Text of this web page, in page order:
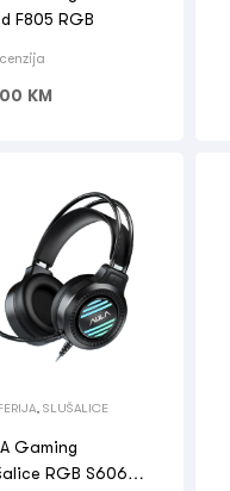
F805 RGB
KM
SLUŠALICE
Gaming
RGB S606